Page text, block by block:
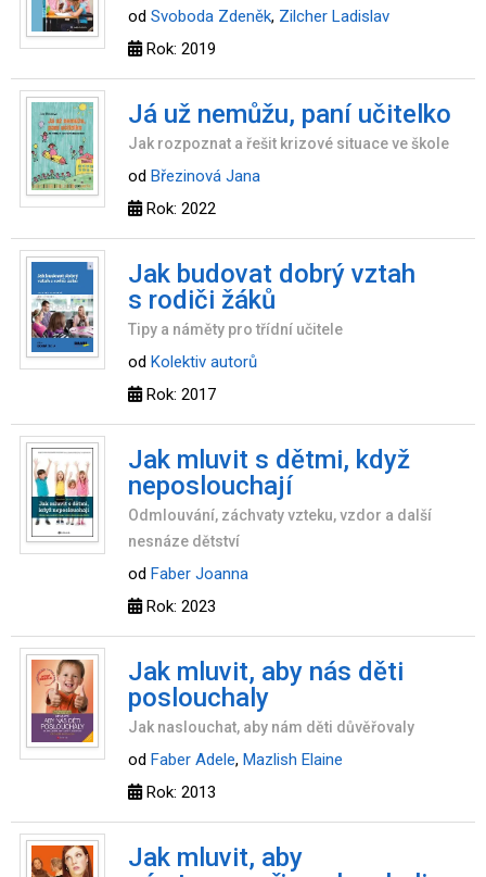
od Svoboda Zdeněk, Zilcher Ladislav
Rok: 2019
Já už nemůžu, paní učitelko
Jak rozpoznat a řešit krizové situace ve škole
od Březinová Jana
Rok: 2022
Jak budovat dobrý vztah
s rodiči žáků
Tipy a náměty pro třídní učitele
od Kolektiv autorů
Rok: 2017
Jak mluvit s dětmi, když
neposlouchají
Odmlouvání, záchvaty vzteku, vzdor a další
nesnáze dětství
od Faber Joanna
Rok: 2023
Jak mluvit, aby nás děti
poslouchaly
Jak naslouchat, aby nám děti důvěřovaly
od Faber Adele, Mazlish Elaine
Rok: 2013
Jak mluvit, aby